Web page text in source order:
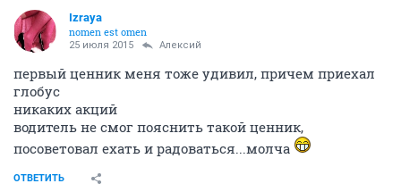
Izraya
nomen est omen
25 июля 2015 Алексий
первый ценник меня тоже удивил, причем приехал
глобус
никаких акций
водитель не смог пояснить такой ценник,
посоветовал ехать и радоваться...молча
ОТВЕТИТЬ